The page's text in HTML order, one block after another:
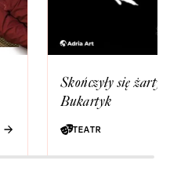
Skończyły się
Bukartyk
TEATR